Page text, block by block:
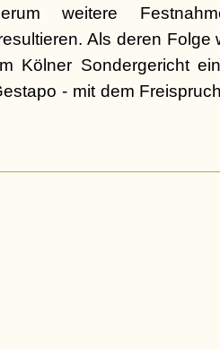
weitere
Als deren
Kölner Sondergericht
- mit dem